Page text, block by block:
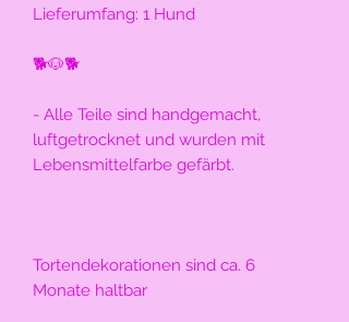
Lieferumfang: 1 Hund
🐕🐶🐕
- Alle Teile sind handgemacht,
luftgetrocknet und wurden mit
Lebensmittelfarbe gefärbt.
Tortendekorationen sind ca. 6
Monate haltbar